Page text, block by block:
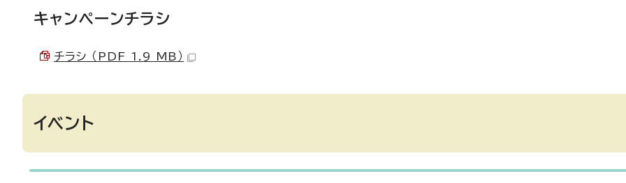
キャンペーンチラシ
チラシ （PDF 1.9 MB）
イベント